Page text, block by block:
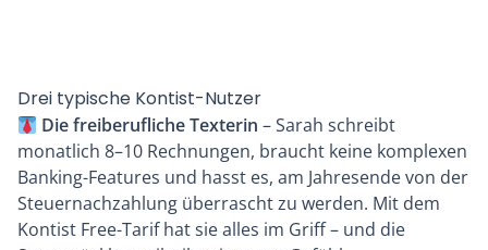
Drei typische Kontist-Nutzer
Die freiberufliche Texterin – Sarah schreibt
monatlich 8–10 Rechnungen, braucht keine komplexen
Banking-Features und hasst es, am Jahresende von der
Steuernachzahlung überrascht zu werden. Mit dem
Kontist Free-Tarif hat sie alles im Griff – und die